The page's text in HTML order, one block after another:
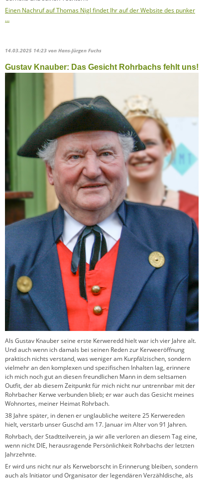
Einen Nachruf auf Thomas Nigl findet Ihr auf der Website des punker
…
14.03.2025 14:23 von Hans-Jürgen Fuchs
Gustav Knauber: Das Gesicht Rohrbachs fehlt uns!
Als Gustav Knauber seine erste Kerweredd hielt war ich vier Jahre alt.
Und auch wenn ich damals bei seinen Reden zur Kerweeröffnung
praktisch nichts verstand, was weniger am Kurpfälzischen, sondern
vielmehr an den komplexen und spezifischen Inhalten lag, erinnere
ich mich noch gut an diesen freundlichen Mann in dem seltsamen
Outfit, der ab diesem Zeitpunkt für mich nicht nur untrennbar mit der
Rohrbacher Kerwe verbunden blieb; er war auch das Gesicht meines
Wohnortes, meiner Heimat Rohrbach.
38 Jahre später, in denen er unglaubliche weitere 25 Kerwereden
hielt, verstarb unser Guschd am 17. Januar im Alter von 91 Jahren.
Rohrbach, der Stadtteilverein, ja wir alle verloren an diesem Tag eine,
wenn nicht DIE, herausragende Persönlichkeit Rohrbachs der letzten
Jahrzehnte.
Er wird uns nicht nur als Kerweborscht in Erinnerung bleiben, sondern
auch als Initiator und Organisator der legendären Verzähldische, als